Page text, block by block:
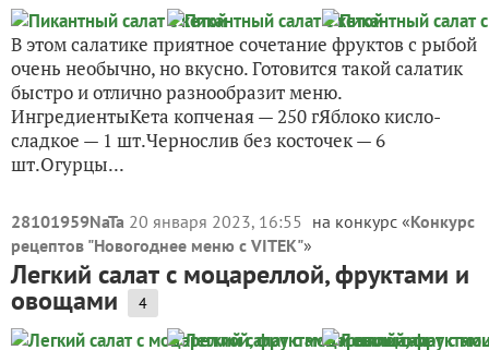
В этом салатике приятное сочетание фруктов с рыбой
очень необычно, но вкусно. Готовится такой салатик
быстро и отлично разнообразит меню.
ИнгредиентыКета копченая — 250 гЯблоко кисло-
сладкое — 1 шт.Чернослив без косточек — 6
шт.Огурцы...
28101959NaTa 20 января 2023, 16:55 на конкурс «Конкурс
рецептов "Новогоднее меню с VITEK"»
Легкий салат с моцареллой, фруктами и
овощами 4